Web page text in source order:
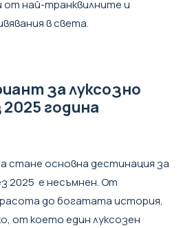
от най-транквилните и
в света.
за луксозно
година
стане основна дестинация за
2025 е несъмнен. От
до богатата история,
от което един луксозен